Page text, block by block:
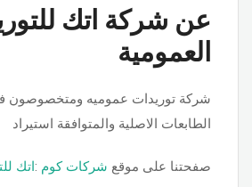
عن شركة اتك
العمومية
شركة توريدات عموميه ومتخصوصون
الطابعات الاصلية والمتوافقة استيراد
صفحتنا على موقع شركات كوم :اتك